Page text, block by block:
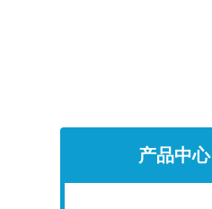
产品中心